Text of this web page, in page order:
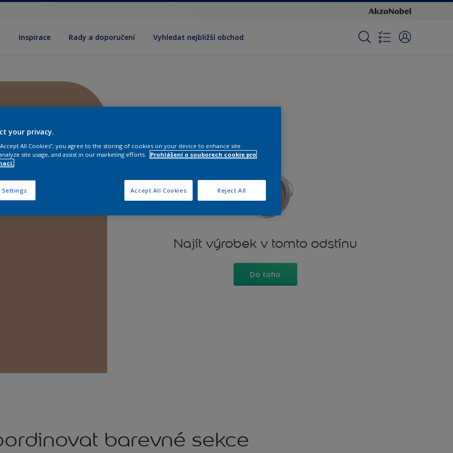
Inspirace Rady a doporučení Vyhledat nejbližší obchod
Najít výrobek v tomto odstínu
Do toho
barevné sekce
your privacy.
All Cookies”, you agree to the storing of cookies on your device to enhance site
site usage, and assist in our marketing efforts.
Prohlášení o souborech cookie pro
Settings Reject All
Accept All Cookies